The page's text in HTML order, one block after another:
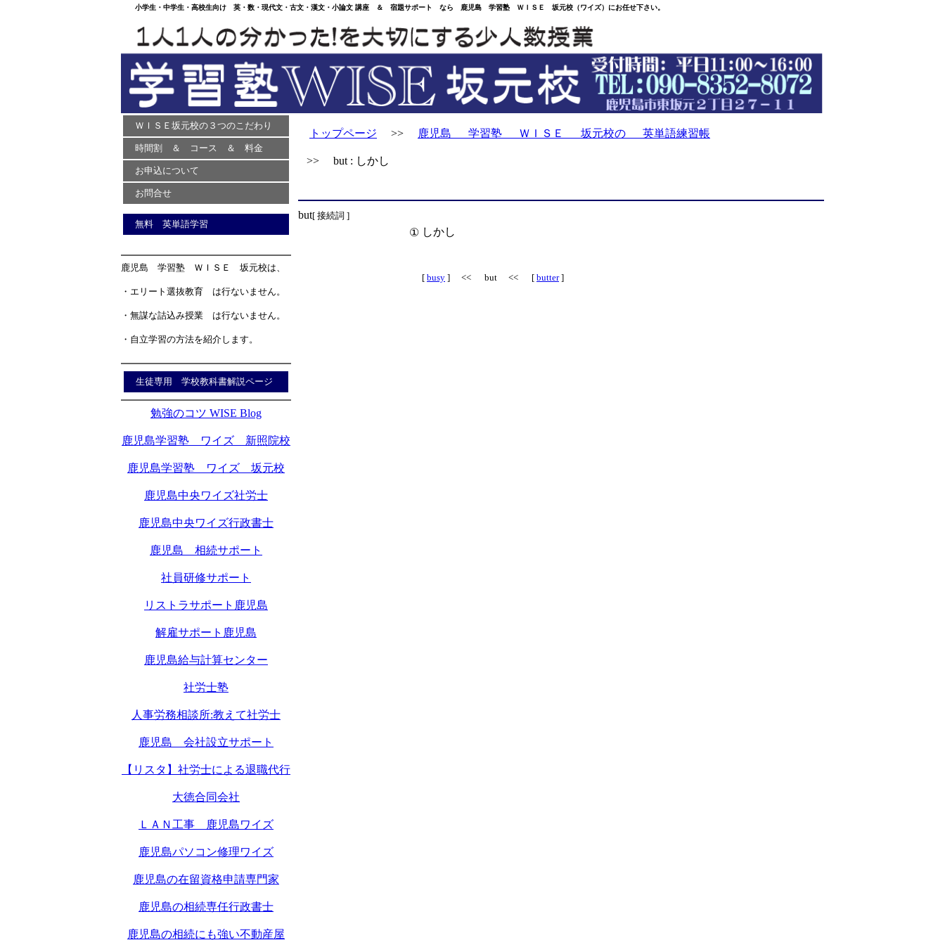
小学生・中学生・高校生向け 英・数・現代文・古文・漢文・小論文 講座 ＆ 宿題サポート なら 鹿児島 学習塾 ＷＩＳＥ 坂元校（ワイズ）にお任せ下さい。
ＷＩＳＥ坂元校の３つのこだわり
時間割 ＆ コース ＆ 料金
お申込について
お問合せ
無料 英単語学習
鹿児島 学習塾 ＷＩＳＥ 坂元校は、
・エリート選抜教育 は行ないません。
・無謀な詰込み授業 は行ないません。
・自立学習の方法を紹介します。
生徒専用 学校教科書解説ページ
勉強のコツ WISE Blog
鹿児島学習塾 ワイズ 新照院校
鹿児島学習塾 ワイズ 坂元校
鹿児島中央ワイズ社労士
鹿児島中央ワイズ行政書士
鹿児島 相続サポート
社員研修サポート
リストラサポート鹿児島
解雇サポート鹿児島
鹿児島給与計算センター
社労士塾
人事労務相談所:教えて社労士
鹿児島 会社設立サポート
【リスタ】社労士による退職代行
大徳合同会社
ＬＡＮ工事 鹿児島ワイズ
鹿児島パソコン修理ワイズ
鹿児島の在留資格申請専門家
鹿児島の相続専任行政書士
鹿児島の相続にも強い不動産屋
トップページ >> 鹿児島 学習塾 ＷＩＳＥ 坂元校の 英単語練習帳
>> but : しかし
but[ 接続詞 ]
① しかし
[ busy ] << but << [ butter]